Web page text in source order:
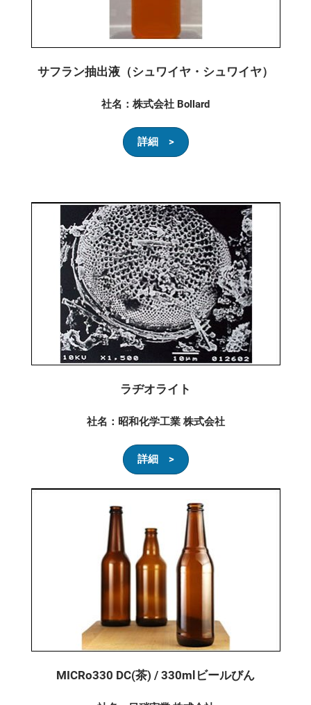
サフラン抽出液（シュワイヤ・シュワイヤ）
社名：株式会社 Bollard
詳細 >
ラヂオライト
社名：昭和化学工業 株式会社
詳細 >
MICRo330 DC(茶) / 330mlビールびん